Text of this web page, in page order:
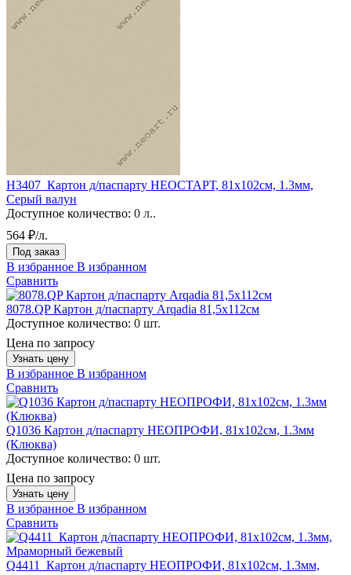
H3407_Картон д/паспарту НЕОСТАРТ, 81x102см, 1.3мм,
Серый валун
Доступное количество: 0 л..
564 ₽/л.
Под заказ
В избранное В избранном
Сравнить
8078.QP Картон д/паспарту Arqadia 81,5х112см
Доступное количество: 0 шт.
Цена по запросу
Узнать цену
В избранное В избранном
Сравнить
Q1036 Картон д/паспарту НЕОПРОФИ, 81x102см, 1.3мм
(Клюква)
Доступное количество: 0 шт.
Цена по запросу
Узнать цену
В избранное В избранном
Сравнить
Q4411_Картон д/паспарту НЕОПРОФИ, 81x102см, 1.3мм,